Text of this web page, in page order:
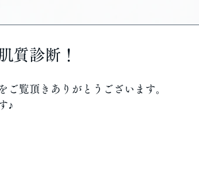
断！
頂きありがとうございます。
♪